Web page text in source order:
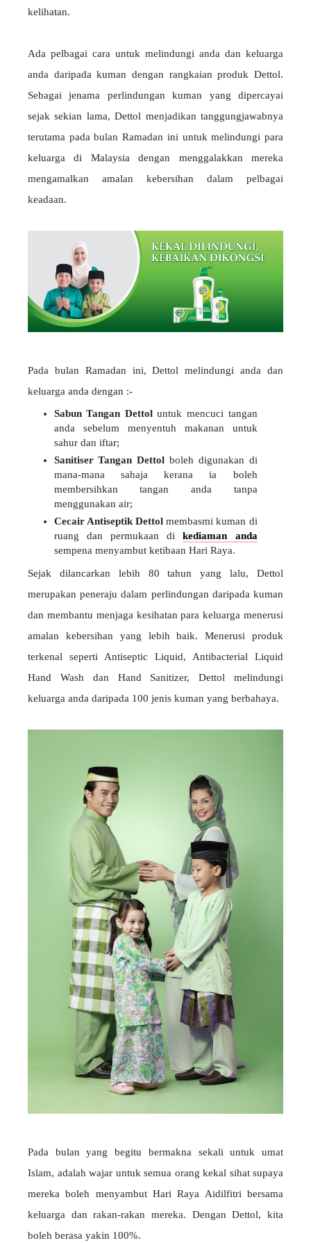
kelihatan.
Ada pelbagai cara untuk melindungi anda dan keluarga
anda daripada kuman dengan rangkaian produk Dettol.
Sebagai jenama perlindungan kuman yang dipercayai
sejak sekian lama, Dettol menjadikan tanggungjawabnya
terutama pada bulan Ramadan ini untuk melindungi para
keluarga di Malaysia dengan menggalakkan mereka
mengamalkan amalan kebersihan dalam pelbagai
keadaan.
Pada bulan Ramadan ini, Dettol melindungi anda dan
keluarga anda dengan :-
Sabun Tangan Dettoluntuk mencuci tangan
anda sebelum menyentuh makanan untuk
sahur dan iftar;
Sanitiser Tangan Dettol boleh digunakan di
mana-mana sahaja kerana ia boleh
membersihkan tangan anda tanpa
menggunakan air;
Cecair Antiseptik Dettolmembasmi kuman di
ruang dan permukaan dikediaman anda
sempena menyambut ketibaan Hari Raya.
Sejak dilancarkan lebih 80 tahun yang lalu, Dettol
merupakan peneraju dalam perlindungan daripada kuman
dan membantu menjaga kesihatan para keluarga menerusi
amalan kebersihan yang lebih baik. Menerusi produk
terkenal seperti Antiseptic Liquid, Antibacterial Liquid
Hand Wash dan Hand Sanitizer, Dettol melindungi
keluarga anda daripada 100 jenis kuman yang berbahaya.
Pada bulan yang begitu bermakna sekali untuk umat
Islam, adalah wajar untuk semua orang kekal sihat supaya
mereka boleh menyambut Hari Raya Aidilfitri bersama
keluarga dan rakan-rakan mereka. Dengan Dettol, kita
boleh berasa yakin 100%.